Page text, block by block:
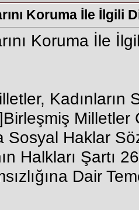
Koruma İle İlgili
Koruma İle
Kadınların
Milletler
Sosyal Haklar
Halkları Şartı
Dair